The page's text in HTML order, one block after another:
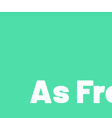
As